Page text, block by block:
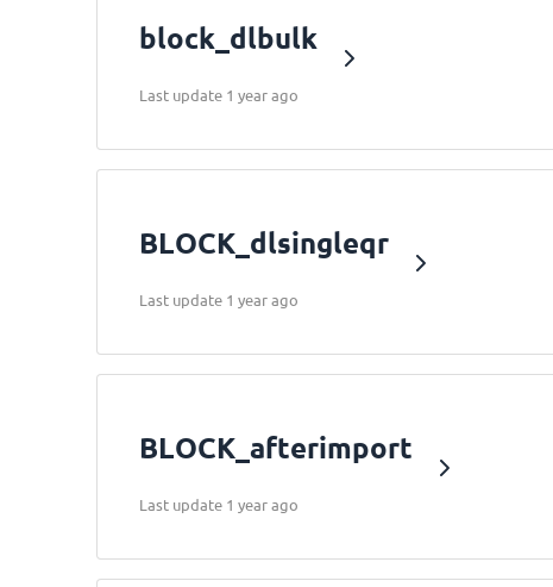
block_dlbulk
Last update 1 year ago
BLOCK_dlsingleqr
Last update 1 year ago
BLOCK_afterimport
Last update 1 year ago